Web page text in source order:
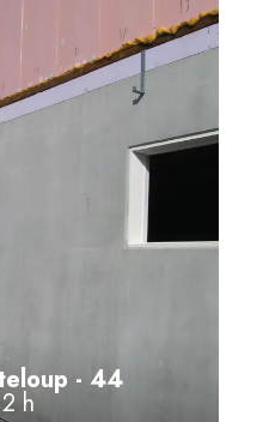
- 44
h